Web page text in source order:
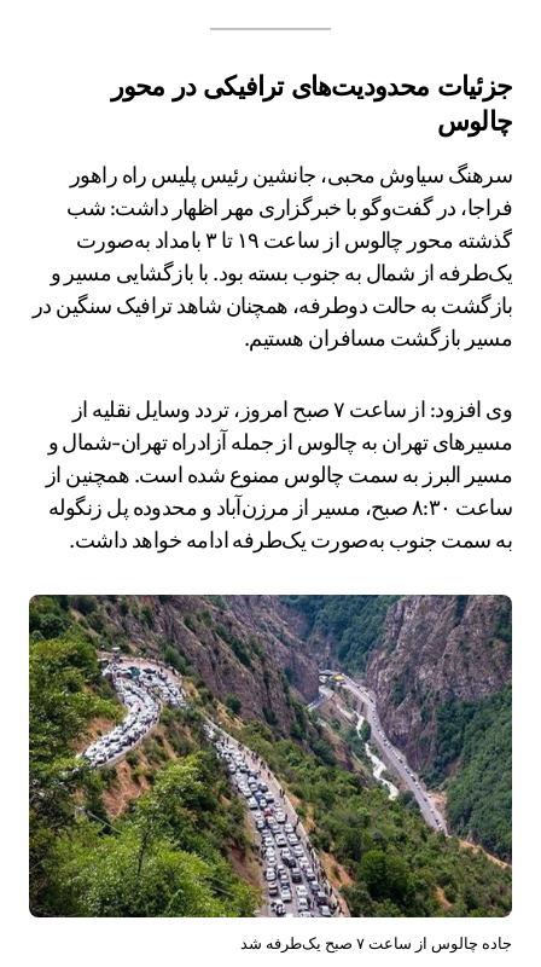
جزئیات محدودیت‌های ترافیکی در محور
چالوس
سرهنگ سیاوش محبی، جانشین رئیس پلیس راه راهور
فراجا، در گفت‌وگو با خبرگزاری مهر اظهار داشت: شب
گذشته محور چالوس از ساعت ۱۹ تا ۳ بامداد به‌صورت
یک‌طرفه از شمال به جنوب بسته بود. با بازگشایی مسیر و
بازگشت به حالت دوطرفه، همچنان شاهد ترافیک سنگین در
مسیر بازگشت مسافران هستیم.
وی افزود: از ساعت ۷ صبح امروز، تردد وسایل نقلیه از
مسیرهای تهران به چالوس از جمله آزادراه تهران-شمال و
مسیر البرز به سمت چالوس ممنوع شده است. همچنین از
ساعت ۸:۳۰ صبح، مسیر از مرزن‌آباد و محدوده پل زنگوله
به سمت جنوب به‌صورت یک‌طرفه ادامه خواهد داشت.
جاده چالوس از ساعت ۷ صبح یک‌طرفه شد